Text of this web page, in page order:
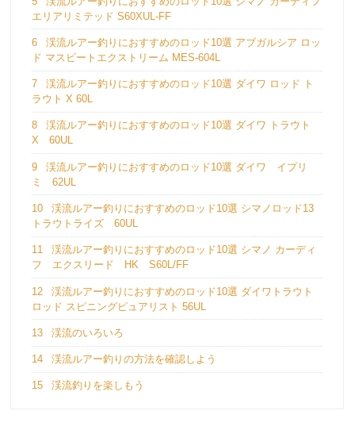
エリアリミテッド S60XUL-FF
6
渓流ルアー釣りにおすすめのロッド10選 アブガルシア ロッ
ド マスビートエクストリーム MES-604L
7
渓流ルアー釣りにおすすめのロッド10選 ダイワ ロッド ト
ラウト X 60L
8
渓流ルアー釣りにおすすめのロッド10選 ダイワ トラウト
X 60UL
9
渓流ルアー釣りにおすすめのロッド10選 ダイワ イプリ
ミ 62UL
10
渓流ルアー釣りにおすすめのロッド10選 シマノロッド13
トラウトライズ 60UL
11
渓流ルアー釣りにおすすめのロッド10選 シマノ カーディ
フ エクスリード HK S60L/FF
12
渓流ルアー釣りにおすすめのロッド10選 ダイワトラウト
ロッド スピニングピュアリスト 56UL
13 渓流のいろいろ
14 渓流ルアー釣りの方法を確認しよう
15 渓流釣りを楽しもう